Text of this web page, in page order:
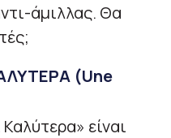
άμιλλας. Θα
(Une
είναι